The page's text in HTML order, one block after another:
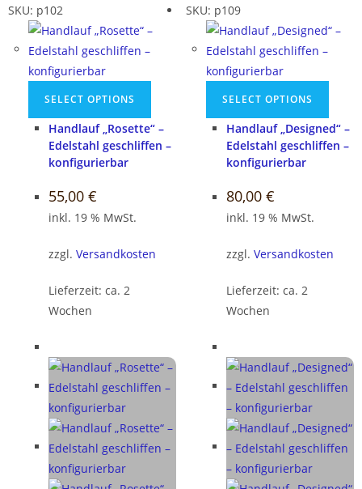
SKU: p102
SELECT OPTIONS
Handlauf „Rosette“ –
Edelstahl geschliffen –
konfigurierbar
55,00 €
inkl. 19 % MwSt.
zzgl. Versandkosten
Lieferzeit: ca. 2
Wochen
SKU: p109
SELECT OPTIONS
Handlauf „Designed“ –
Edelstahl geschliffen –
konfigurierbar
80,00€
inkl. 19 % MwSt.
zzgl.Versandkosten
Lieferzeit:ca. 2
Wochen